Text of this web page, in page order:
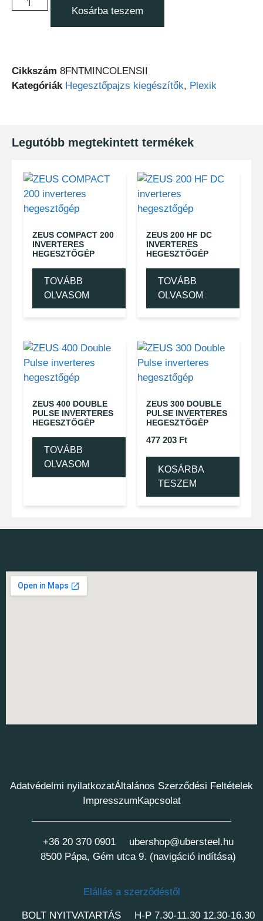
Kosárba teszem
Cikkszám 8FNTMINCOLENSII
Kategóriák Hegesztőpajzs kiegészítők, Plexik
Legutóbb megtekintett termékek
ZEUS COMPACT 200
INVERTERES
HEGESZTŐGÉP
TOVÁBB
OLVASOM
ZEUS 200 HF DC
INVERTERES
HEGESZTŐGÉP
TOVÁBB
OLVASOM
ZEUS 400 DOUBLE
PULSE INVERTERES
HEGESZTŐGÉP
TOVÁBB
OLVASOM
ZEUS 300 DOUBLE
PULSE INVERTERES
HEGESZTŐGÉP
477 203 Ft
KOSÁRBA
TESZEM
Adatvédelmi nyilatkozatÁltalános Szerződési Feltételek
Impresszum Kapcsolat
+36 20 370 0901
ubershop@ubersteel.hu
8500 Pápa, Gém utca 9. (navigáció indítása)
Elállás a szerződéstől
BOLT NYITVATARTÁS H-P 7.30-11.30 12.30-16.30